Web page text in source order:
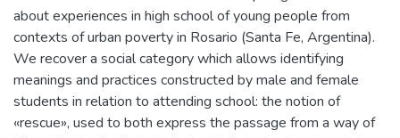
about experiences in high school of young people from
contexts of urban poverty in Rosario (Santa Fe, Argentina).
We recover a social category which allows identifying
meanings and practices constructed by male and female
students in relation to attending school: the notion of
«rescue», used to both express the passage from a way of